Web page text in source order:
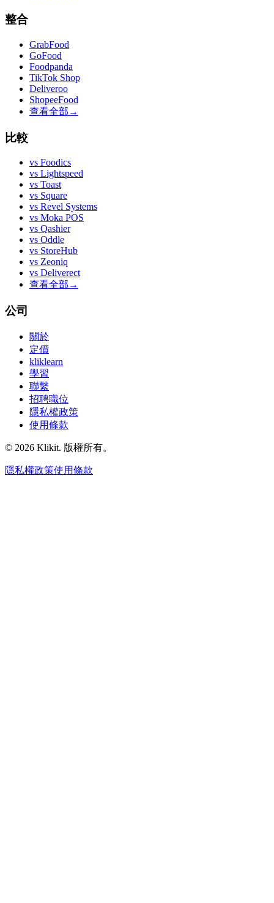
整合
GrabFood
GoFood
Foodpanda
TikTok Shop
Deliveroo
ShopeeFood
查看全部 →
比較
vs Foodics
vs Lightspeed
vs Toast
vs Square
vs Revel Systems
vs Moka POS
vs Qashier
vs Oddle
vs StoreHub
vs Zeoniq
vs Deliverect
查看全部 →
公司
關於
定價
kliklearn
學習
聯繫
招聘職位
隱私權政策
使用條款
© 2026 Klikit. 版權所有。
隱私權政策使用條款